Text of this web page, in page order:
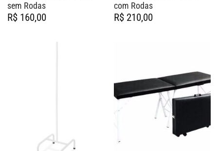
sem Rodas
R$160,00
com Rodas
R$210,00